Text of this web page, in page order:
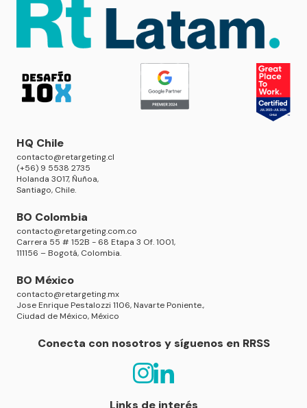
HQ Chile
contacto@retargeting.cl
(+56) 9 5538 2735
Holanda 3017, Ñuñoa,
Santiago, Chile.
BO Colombia
contacto@retargeting.com.co
Carrera 55 # 152B - 68 Etapa 3 Of. 1001,
111156 – Bogotá, Colombia.
BO México
contacto@retargeting.mx
Jose Enrique Pestalozzi 1106, Navarte Poniente.,
Ciudad de México, México
Conecta con nosotros y síguenos en RRSS
Links de interés